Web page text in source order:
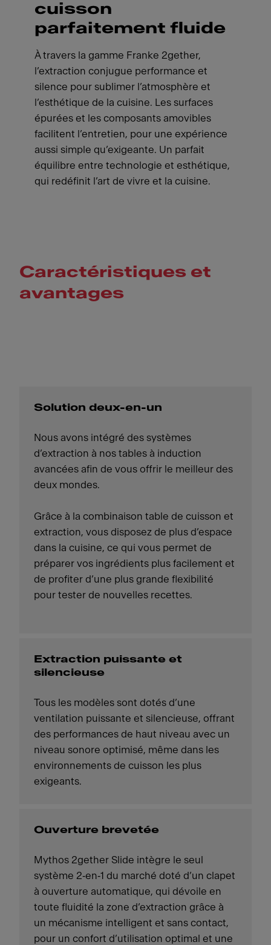
cuisson
parfaitement fluide
À travers la gamme Franke 2gether,
l’extraction conjugue performance et
silence pour sublimer l’atmosphère et
l’esthétique de la cuisine. Les surfaces
épurées et les composants amovibles
facilitent l’entretien, pour une expérience
aussi simple qu’exigeante. Un parfait
équilibre entre technologie et esthétique,
qui redéfinit l’art de vivre et la cuisine.
Caractéristiques et
avantages
Solution deux-en-un
Nous avons intégré des systèmes
d’extraction à nos tables à induction
avancées afin de vous offrir le meilleur des
deux mondes.
Grâce à la combinaison table de cuisson et
extraction, vous disposez de plus d’espace
dans la cuisine, ce qui vous permet de
préparer vos ingrédients plus facilement et
de profiter d’une plus grande flexibilité
pour tester de nouvelles recettes.
Extraction puissante et
silencieuse
Tous les modèles sont dotés d’une
ventilation puissante et silencieuse, offrant
des performances de haut niveau avec un
niveau sonore optimisé, même dans les
environnements de cuisson les plus
exigeants.
Ouverture brevetée
Mythos 2gether Slide intègre le seul
système 2‑en‑1 du marché doté d’un clapet
à ouverture automatique, qui dévoile en
toute fluidité la zone d’extraction grâce à
un mécanisme intelligent et sans contact,
pour un confort d’utilisation optimal et une